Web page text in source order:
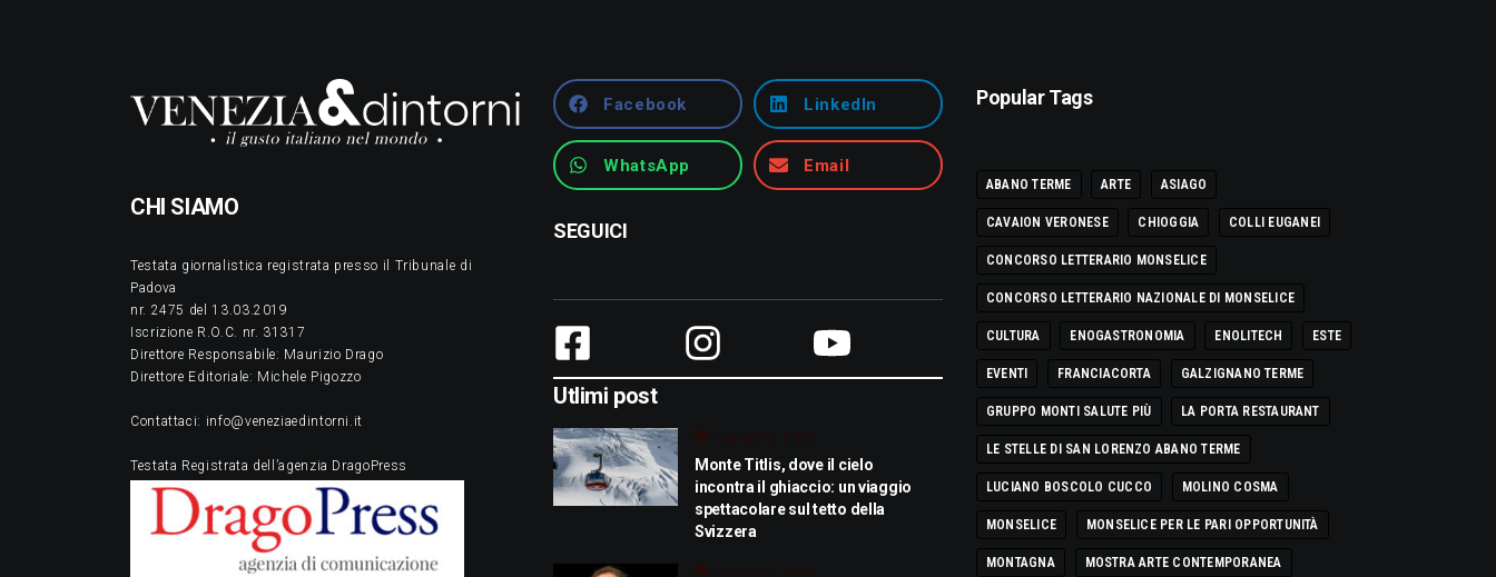
CHI SIAMO
Testata giornalistica registrata presso il Tribunale di
Padova
nr. 2475 del 13.03.2019
Iscrizione R.O.C. nr. 31317
Direttore Responsabile: Maurizio Drago
Direttore Editoriale: Michele Pigozzo
Contattaci: info@veneziaedintorni.it
Testata Registrata dell’agenzia DragoPress
Facebook LinkedIn
WhatsApp Email
SEGUICI
Utlimi post
Luglio 29, 2026
Monte Titlis, dove il cielo
incontra il ghiaccio: un viaggio
spettacolare sul tetto della
Svizzera
Popular Tags
ABANO TERME ARTE ASIAGO
CAVAION VERONESE CHIOGGIA COLLI EUGANEI
CONCORSO LETTERARIO MONSELICE
CONCORSO LETTERARIO NAZIONALE DI MONSELICE
CULTURA ENOGASTRONOMIA ENOLITECH ESTE
EVENTI FRANCIACORTA GALZIGNANO TERME
GRUPPO MONTI SALUTE PIÙ LA PORTA RESTAURANT
LE STELLE DI SAN LORENZO ABANO TERME
LUCIANO BOSCOLO CUCCO MOLINO COSMA
MONSELICE MONSELICE PER LE PARI OPPORTUNITÀ
MONTAGNA MOSTRA ARTE CONTEMPORANEA